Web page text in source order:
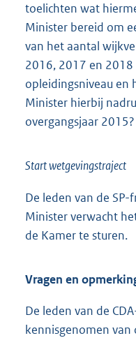
toelichten wat
Minister bereid om
van het aantal
2016, 2017 en
opleidingsniveau en
Minister hierbij
overgangsjaar 2015?
Start wetgevingstraject
De leden van de
Minister verwacht
de Kamer te sturen.
Vragen en
De leden van de
kennisgenomen van